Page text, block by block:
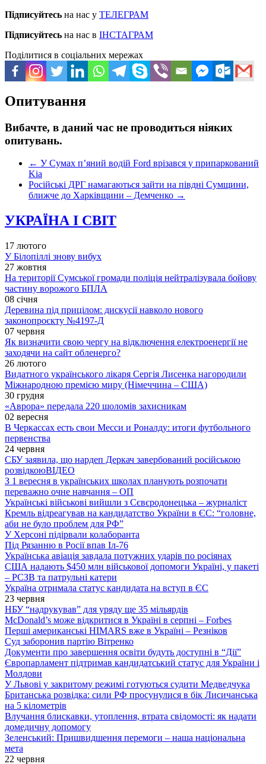
Підписуйтесь на нас у ТЕЛЕГРАМ
Підписуйтесь на нас в ІНСТАГРАМ
Поділитися в соціальних мережах
Опитування
Вибачте, в даний час не проводиться ніяких
опитувань.
← У Сумах п’яний водій Ford врізався у припаркований
Kia
Російські ДРГ намагаються зайти на півдні Сумщини,
ближче до Харківщини – Демченко →
УКРАЇНА І СВІТ
17 лютого
У Білопіллі знову вибух
27 жовтня
На території Сумської громади поліція нейтралізувала бойову
частину ворожого БПЛА
08 січня
Деревина під прицілом: дискусії навколо нового
законопроєкту №4197-Д
07 червня
Як визначити свою чергу на відключення електроенергії не
заходячи на сайт обленерго?
26 лютого
Видатного українського лікаря Сергія Лисенка нагородили
Міжнародною премією миру (Німеччина – США)
30 грудня
«Аврора» передала 220 шоломів захисникам
02 вересня
В Черкассах есть свои Месси и Роналду: итоги футбольного
первенства
24 червня
СБУ заявила, що нардеп Деркач завербований російською
розвідкоюВІДЕО
З 1 вересня в українських школах планують розпочати
переважно очне навчання – ОП
Українські військові вийшли з Сєвєродонецька – журналіст
Кремль відреагував на кандидатство України в ЄС: “головне,
аби не було проблем для РФ”
У Херсоні підірвали колаборанта
Під Рязанню в Росії впав Іл-76
Українська авіація завдала потужних ударів по росіянах
США надають $450 млн військової допомоги Україні, у пакеті
– РСЗВ та патрульні катери
Україна отримала статус кандидата на вступ в ЄС
23 червня
НБУ “надрукував” для уряду ще 35 мільярдів
McDonald’s може відкритися в Україні в серпні – Forbes
Перші американські HIMARS вже в Україні – Резніков
Суд заборонив партію Вітренко
Документи про завершення освіти будуть доступні в “Дії”
Європарламент підтримав кандидатський статус для України і
Молдови
У Львові у закритому режимі готуються судити Медведчука
Британська розвідка: сили РФ просунулися в бік Лисичанська
на 5 кілометрів
Влучання блискавки, утоплення, втрата свідомості: як надати
домедичну допомогу
Зеленський: Пришвидшення перемоги – наша національна
мета
22 червня